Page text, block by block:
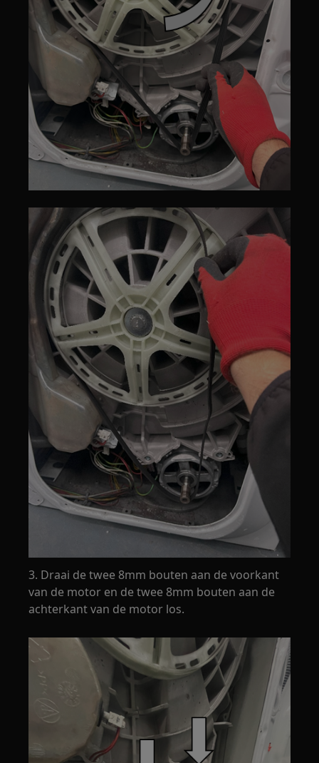
3. Draai de twee 8mm bouten aan de voorkant
van de motor en de twee 8mm bouten aan de
achterkant van de motor los.